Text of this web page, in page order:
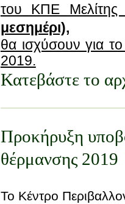
του ΚΠΕ
μεσημέρι),
θα ισχύσουν για
2019.
Κατεβάστε το
Προκήρυξη
θέρμανσης 2019
Το Κέντρο